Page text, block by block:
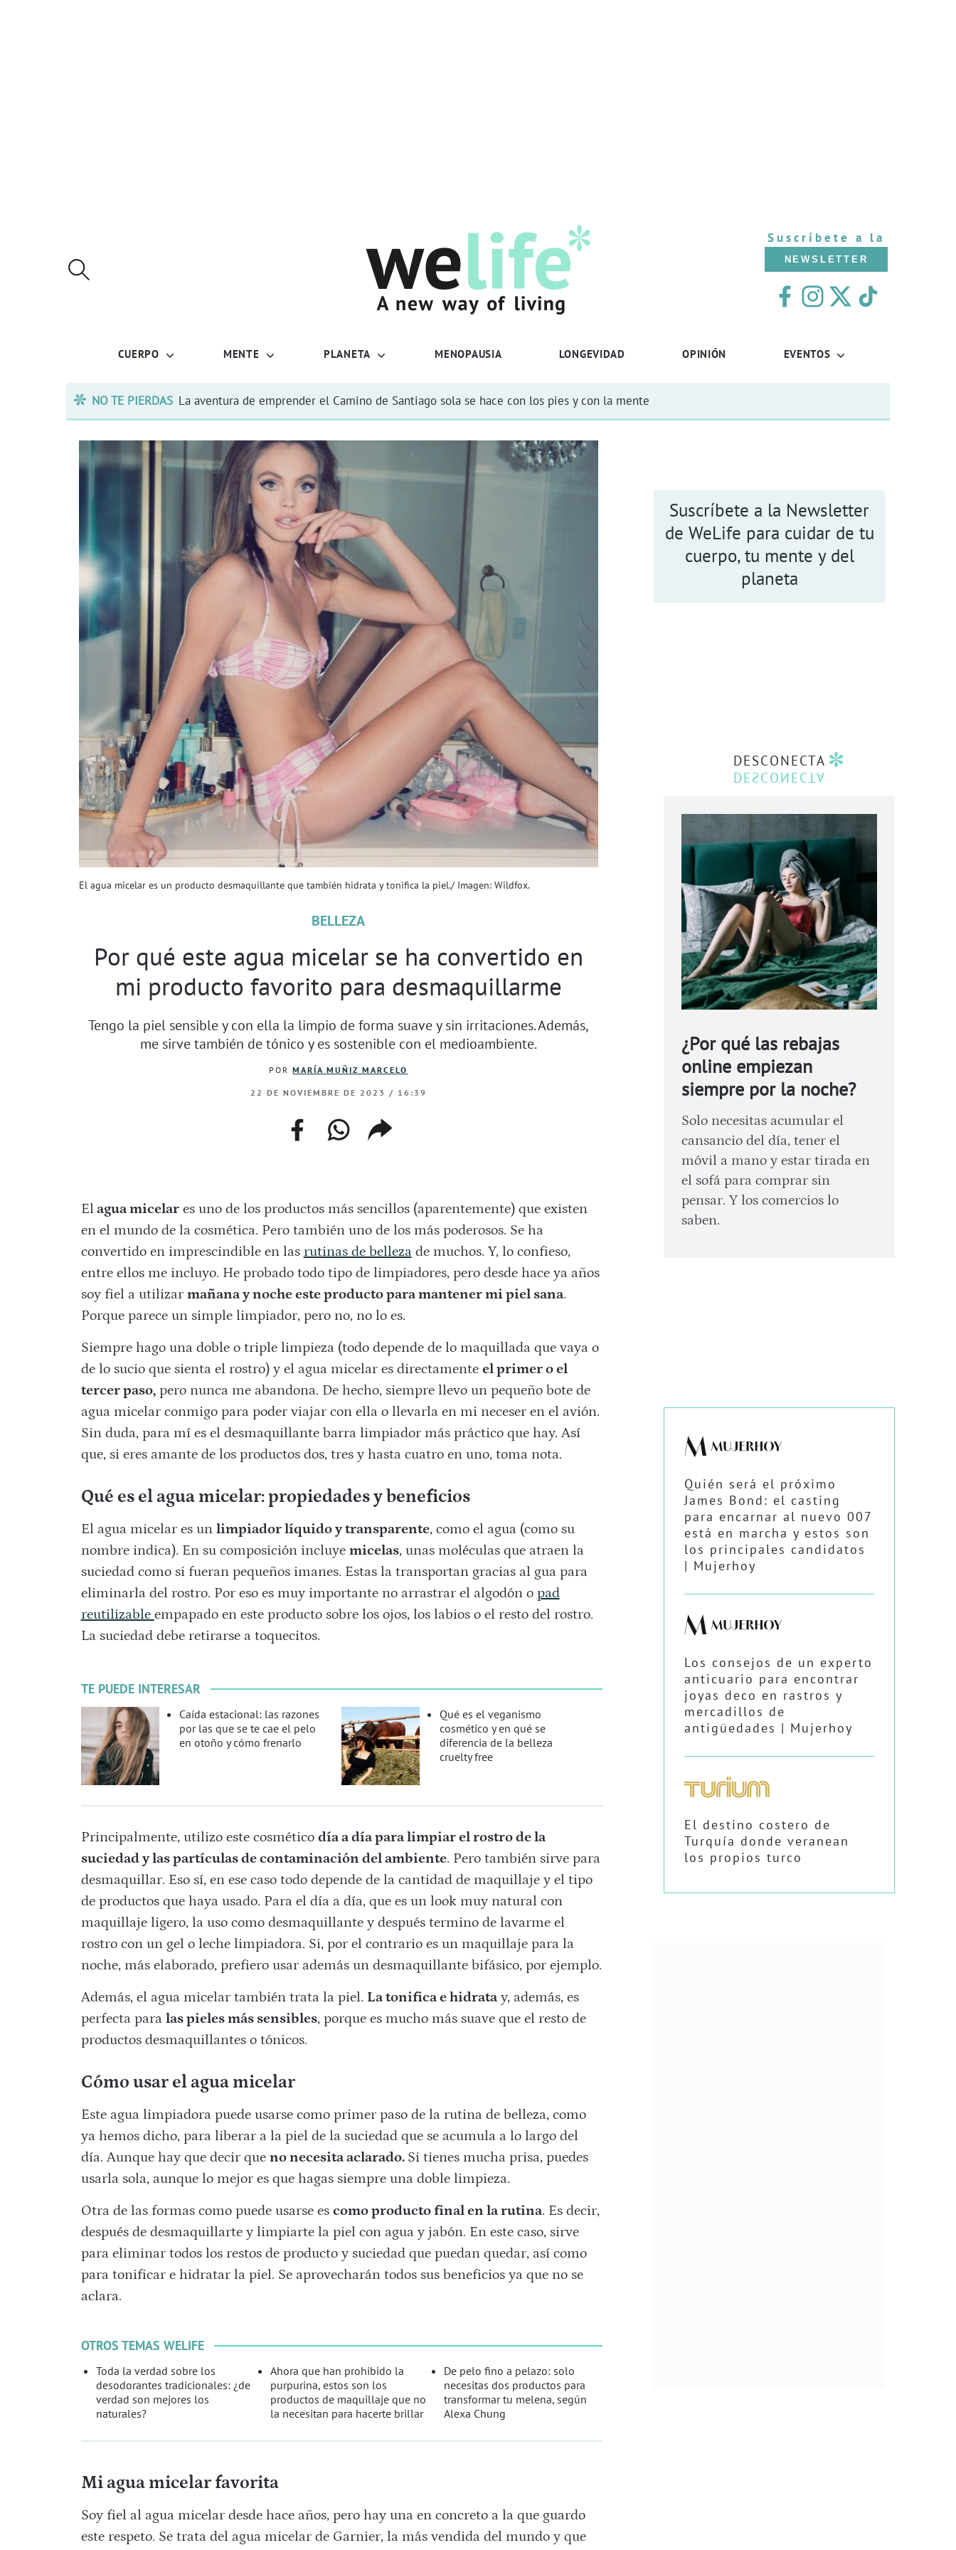
Suscríbete a la
NEWSLETTER
CUERPO MENTE PLANETA MENOPAUSIA LONGEVIDAD OPINIÓN EVENTOS
NO TE PIERDAS La aventura de emprender el Camino de Santiago sola se hace con los pies y con la mente
El agua micelar es un producto desmaquillante que también hidrata y tonifica la piel./ Imagen: Wildfox.
BELLEZA
Por qué este agua micelar se ha convertido en
mi producto favorito para desmaquillarme
Tengo la piel sensible y con ella la limpio de forma suave y sin irritaciones. Además,
me sirve también de tónico y es sostenible con el medioambiente.
PORMARÍA MUÑIZ MARCELO
22 DE NOVIEMBRE DE 2023 / 16:39
facebookwhatsapp
web
copiar
enlace
El agua micelares uno de los productos más sencillos (aparentemente) que existen
en el mundo de la cosmética. Pero también uno de los más poderosos. Se ha
convertido en imprescindible en las rutinas de bellezade muchos. Y, lo confieso,
entre ellos me incluyo. He probado todo tipo de limpiadores, pero desde hace ya años
soy fiel a utilizar mañana y noche este producto para mantener mi piel sana.
Porque parece un simple limpiador, pero no, no lo es.
Siempre hago una doble o triple limpieza (todo depende de lo maquillada que vaya o
de lo sucio que sienta el rostro) y el agua micelar es directamente el primer o el
tercer paso,pero nunca me abandona. De hecho, siempre llevo un pequeño bote de
agua micelar conmigo para poder viajar con ella o llevarla en mi neceser en el avión.
Sin duda, para mí es el desmaquillante barra limpiador más práctico que hay. Así
que, si eres amante de los productos dos, tres y hasta cuatro en uno, toma nota.
Qué es el agua micelar: propiedades y beneficios
El agua micelar es un limpiador líquido y transparente, como el agua (como su
nombre indica). En su composición incluye micelas, unas moléculas que atraen la
suciedad como si fueran pequeños imanes. Estas la transportan gracias al gua para
eliminarla del rostro. Por eso es muy importante no arrastrar el algodón o pad
reutilizable empapado en este producto sobre los ojos, los labios o el resto del rostro.
La suciedad debe retirarse a toquecitos.
TE PUEDE INTERESAR
Caída estacional: las razones
por las que se te cae el pelo
en otoño y cómo frenarlo
Qué es el veganismo
cosmético y en qué se
diferencia de la belleza
cruelty free
Principalmente, utilizo este cosmético día a día para limpiar el rostro de la
suciedad y las partículas de contaminación del ambiente. Pero también sirve para
desmaquillar. Eso sí, en ese caso todo depende de la cantidad de maquillaje y el tipo
de productos que haya usado. Para el día a día, que es un look muy natural con
maquillaje ligero, la uso como desmaquillante y después termino de lavarme el
rostro con un gel o leche limpiadora. Si, por el contrario es un maquillaje para la
noche, más elaborado, prefiero usar además un desmaquillante bifásico, por ejemplo.
Además, el agua micelar también trata la piel. La tonifica e hidratay, además, es
perfecta para las pieles más sensibles, porque es mucho más suave que el resto de
productos desmaquillantes o tónicos.
Cómo usar el agua micelar
Este agua limpiadora puede usarse como primer paso de la rutina de belleza, como
ya hemos dicho, para liberar a la piel de la suciedad que se acumula a lo largo del
día. Aunque hay que decir que no necesita aclarado. Si tienes mucha prisa, puedes
usarla sola, aunque lo mejor es que hagas siempre una doble limpieza.
Otra de las formas como puede usarse es como producto final en la rutina. Es decir,
después de desmaquillarte y limpiarte la piel con agua y jabón. En este caso, sirve
para eliminar todos los restos de producto y suciedad que puedan quedar, así como
para tonificar e hidratar la piel. Se aprovecharán todos sus beneficios ya que no se
aclara.
OTROS TEMAS WELIFE
Toda la verdad sobre los
desodorantes tradicionales: ¿de
verdad son mejores los
naturales?
Ahora que han prohibido la
purpurina, estos son los
productos de maquillaje que no
la necesitan para hacerte brillar
De pelo fino a pelazo: solo
necesitas dos productos para
transformar tu melena, según
Alexa Chung
Mi agua micelar favorita
Soy fiel al agua micelar desde hace años, pero hay una en concreto a la que guardo
este respeto. Se trata del agua micelar de Garnier, la más vendida del mundo y que
Suscríbete a la Newsletter
de WeLife para cuidar de tu
cuerpo, tu mente y del
planeta
DESCONECTA
¿Por qué las rebajas
online empiezan
siempre por la noche?
Solo necesitas acumular el
cansancio del día, tener el
móvil a mano y estar tirada en
el sofá para comprar sin
pensar. Y los comercios lo
saben.
Quién será el próximo
James Bond: el casting
para encarnar al nuevo 007
está en marcha y estos son
los principales candidatos
| Mujerhoy
Los consejos de un experto
anticuario para encontrar
joyas deco en rastros y
mercadillos de
antigüedades | Mujerhoy
El destino costero de
Turquía donde veranean
los propios turco